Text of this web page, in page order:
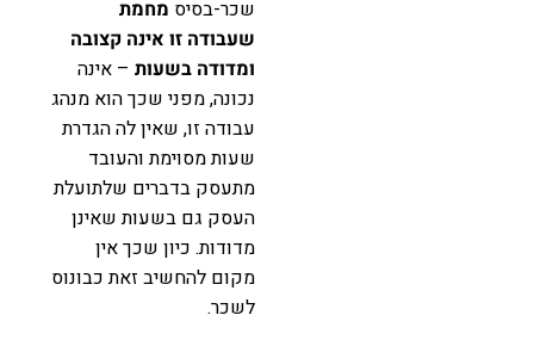
שכר-בסיס מחמת
שעבודה זו אינה קצובה
ומדודה בשעות– אינה
נכונה, מפני שכך הוא מנהג
עבודה זו, שאין לה הגדרת
שעות מסוימת והעובד
מתעסק בדברים שלתועלת
העסק גם בשעות שאינן
מדודות. כיון שכך אין
מקום להחשיב זאת כבונוס
לשכר.